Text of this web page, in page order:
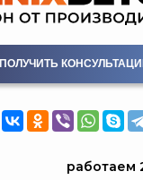
ПОЛУЧИТЬ
работаем